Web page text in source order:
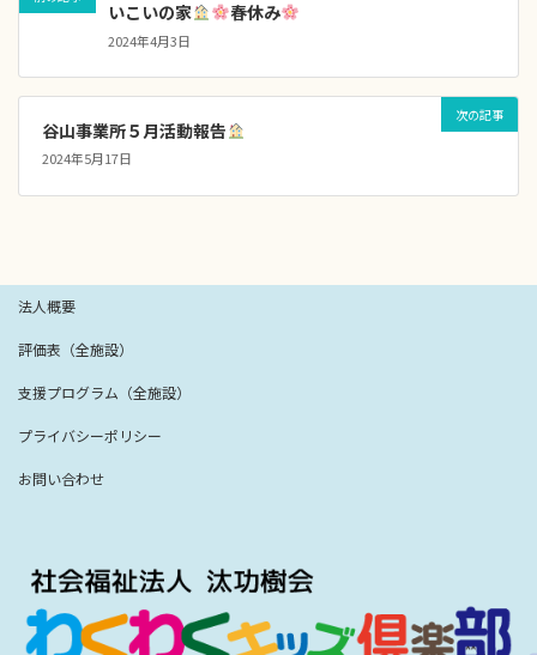
いこいの家 春休み
2024年4月3日
次の記事
谷山事業所５月活動報告
2024年5月17日
法人概要
評価表（全施設）
支援プログラム（全施設）
プライバシーポリシー
お問い合わせ